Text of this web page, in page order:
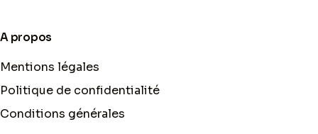
A propos
Mentions légales
Politique de confidentialité
Conditions générales